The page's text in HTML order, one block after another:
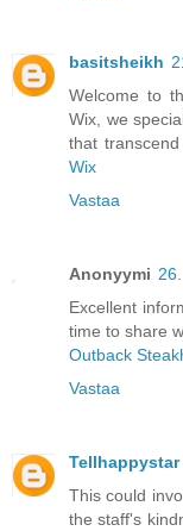
basitsheikh
Welcome to
Wix, we
that
Wix
Vastaa
Anonyymi
Excellent
time to share
Outback
Vastaa
Tellhappystar
This could
the staff's